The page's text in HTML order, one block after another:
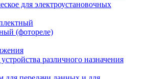
для электроустановочных
(фотореле)
различного назначения